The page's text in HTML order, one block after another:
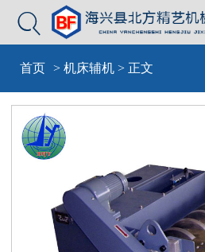

首页 > 机床辅机 > 正文